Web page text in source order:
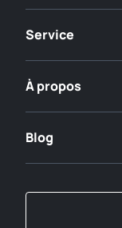
Service
À propos
Blog